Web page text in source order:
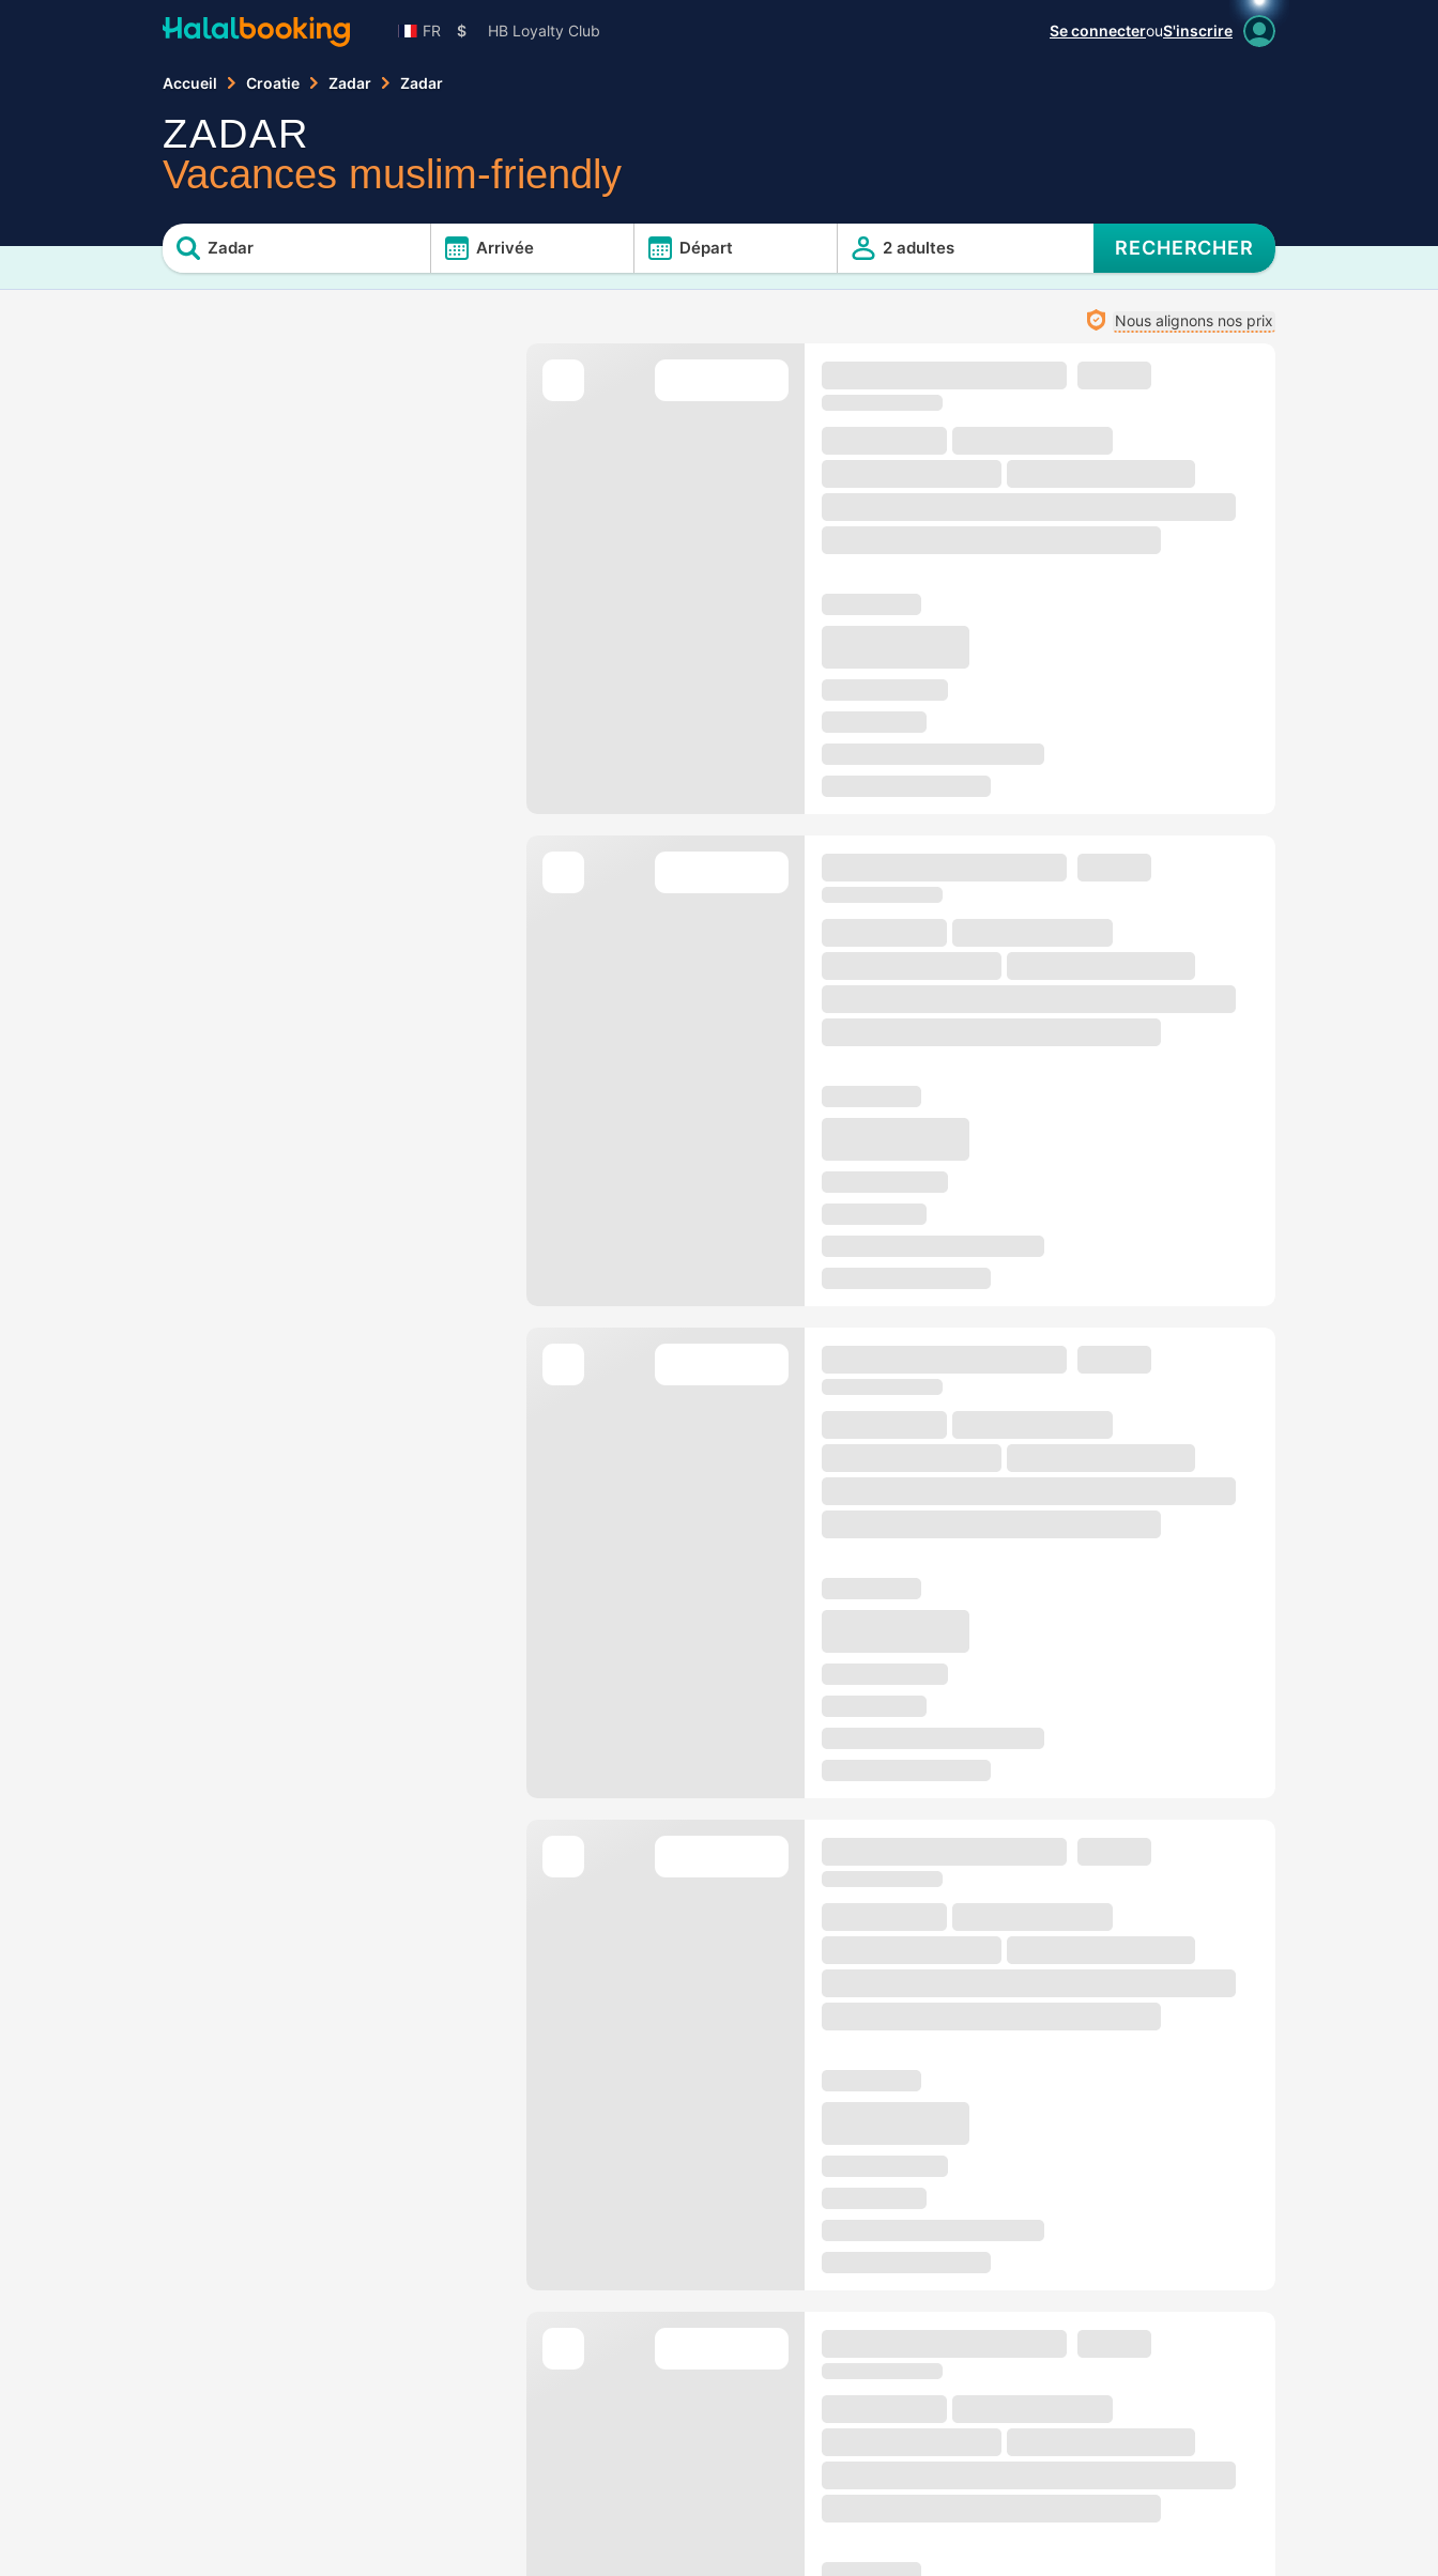
FR $ HB Loyalty Club Se connecterouS'inscrire
Accueil Croatie Zadar Zadar
ZADAR
Vacances muslim-friendly
Zadar Arrivée Départ 2 adultes RECHERCHER
Nous alignons nos prix